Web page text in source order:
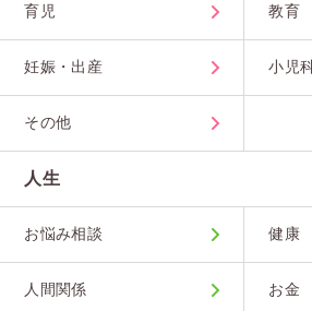
育児 教育
妊娠・出産 小児
その他
人生
お悩み相談 健康
人間関係 お金